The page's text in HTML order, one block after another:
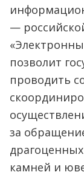
—
позволит
проводить
за
камней и